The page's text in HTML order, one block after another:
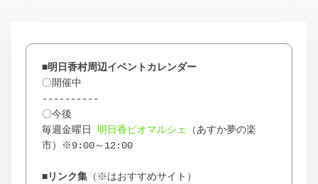
■明日香村周辺イベントカレンダー
〇開催中
----------
〇今後
毎週金曜日 明日香ビオマルシェ
（あすか夢の楽
市）※9:00～12:00
■リンク集 （※はおすすめサイト）